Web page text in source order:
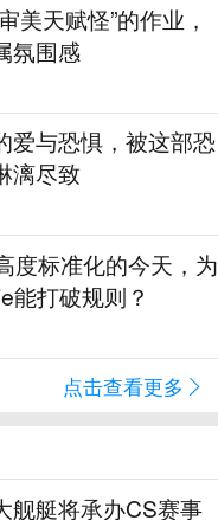
美天赋怪”的作业，
氛围感
爱与恐惧，被这部恐
漓尽致
度标准化的今天，为
能打破规则？
点击查看更多
舰艇将承办CS赛事